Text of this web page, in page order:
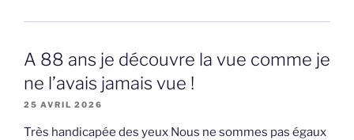
A 88 ans je découvre la vue comme je
ne l’avais jamais vue !
25 AVRIL 2026
Très handicapée des yeux Nous ne sommes pas égaux